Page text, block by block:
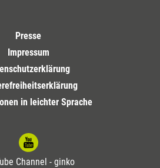
Presse
Impressum
in leichter Sprache
Channel - ginko